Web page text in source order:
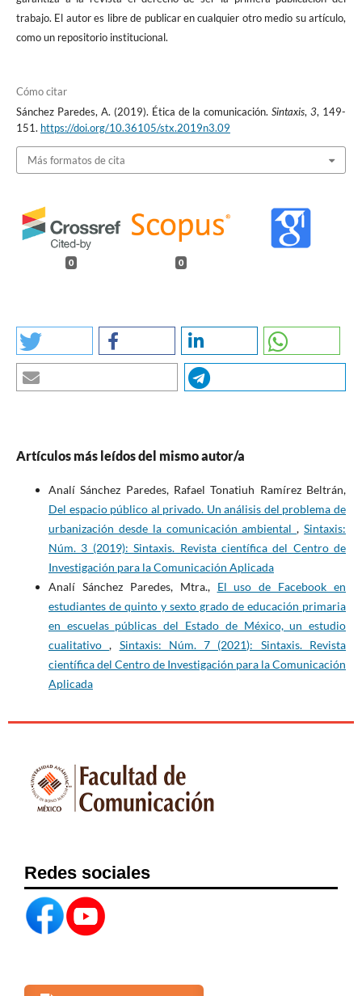
trabajo. El autor es libre de publicar en cualquier otro medio su artículo,
como un repositorio institucional.
Cómo citar
Sánchez Paredes, A. (2019). Ética de la comunicación.Sintaxis,3, 149-
151. https://doi.org/10.36105/stx.2019n3.09
Más formatos de cita
0 0
Artículos más leídos del mismo autor/a
Analí Sánchez Paredes, Rafael Tonatiuh Ramírez Beltrán,
Del espacio público al privado. Un análisis del problema de
urbanización desde la comunicación ambiental,Sintaxis:
Núm. 3 (2019): Sintaxis. Revista científica del Centro de
Investigación para la Comunicación Aplicada
Analí Sánchez Paredes, Mtra., El uso de Facebook en
estudiantes de quinto y sexto grado de educación primaria
en escuelas públicas del Estado de México, un estudio
cualitativo, Sintaxis: Núm. 7 (2021): Sintaxis. Revista
científica del Centro de Investigación para la Comunicación
Aplicada
Redes sociales